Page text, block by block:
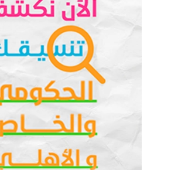
والواجب المنزلي للصف الأول
الثالث من خلال النافذة التالية: